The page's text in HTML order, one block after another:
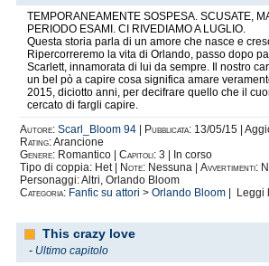
TEMPORANEAMENTE SOSPESA. SCUSATE,
PERIODO ESAMI. CI RIVEDIAMO A LUGLIO.
Questa storia parla di un amore che nasce e
Ripercorreremo la vita di Orlando, passo dopo
Scarlett, innamorata di lui da sempre. Il nostro
un bel pò a capire cosa significa amare
2015, diciotto anni, per decifrare quello che il
cercato di fargli capire.
Autore: Scarl_Bloom 94 Pubblicata: 13/05/15 |
Rating:Arancione
Genere: Romantico | Capitoli: 3 | In corso
Tipo di coppia: Het |
Note: Nessuna | Avvertimenti:
Personaggi: Altri, Orlando Bloom
Categoria: Fanfic su attori > Orlando Bloom | Leggi
This crazy love
- Ultimo capitolo